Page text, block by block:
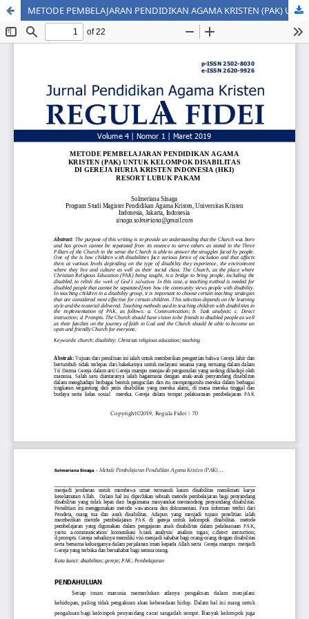
METODE PEMBELAJARAN PENDIDIKAN AGAMA KRISTEN (PAK) UNTUK KELOMPOK DISABILITAS DI GEREJA HURIA KRISTEN INDONESIA (HKI) RESORT LUBUK PAKAM